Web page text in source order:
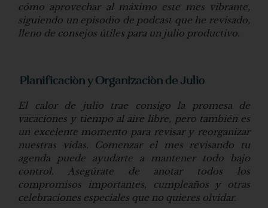
cómo aprovechar al máximo este mes vibrante,
siguiendo un episodio de podcast que he revisado,
lleno de consejos útiles para un julio productivo.
Planificación y Organización de Julio
El calor de julio trae consigo la promesa de
vacaciones y tiempo al aire libre, pero también es
un excelente momento para revisar y reorganizar
nuestras vidas. Comenzar el mes revisando tu
agenda puede ayudarte a mantener todo bajo
control. Asegúrate de anotar todos los
compromisos importantes, cumpleaños y otras
celebraciones especiales que no quieres olvidar.